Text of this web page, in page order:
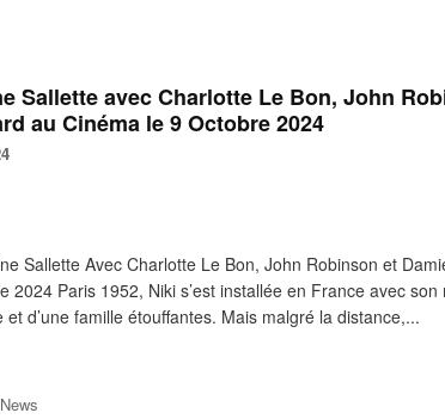
Sallette avec Charlotte Le Bon, John
au Cinéma le 9 Octobre 2024
Sallette Avec Charlotte Le Bon, John Robinson et
2024 Paris 1952, Niki s’est installée en France avec
et d’une famille étouffantes. Mais malgré la distance,...